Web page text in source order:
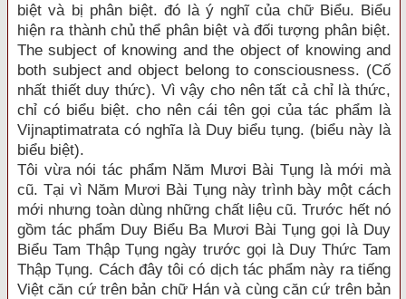
biệt và bị phân biệt. đó là ý nghĩ của chữ Biểu. Biểu
hiện ra thành chủ thể phân biệt và đối tượng phân biệt.
The subject of knowing and the object of knowing and
both subject and object belong to consciousness. (Cố
nhất thiết duy thức). Vì vậy cho nên tất cả chỉ là thức,
chỉ có biểu biệt. cho nên cái tên gọi của tác phẩm là
Vijnaptimatrata có nghĩa là Duy biểu tụng. (biểu này là
biểu biệt).
Tôi vừa nói tác phẩm Năm Mươi Bài Tụng là mới mà
cũ. Tại vì Năm Mươi Bài Tụng này trình bày một cách
mới nhưng toàn dùng những chất liệu cũ. Trước hết nó
gồm tác phẩm Duy Biểu Ba Mươi Bài Tụng gọi là Duy
Biểu Tam Thập Tụng ngày trước gọi là Duy Thức Tam
Thập Tụng. Cách đây tôi có dịch tác phẩm này ra tiếng
Việt căn cứ trên bản chữ Hán và cùng căn cứ trên bản